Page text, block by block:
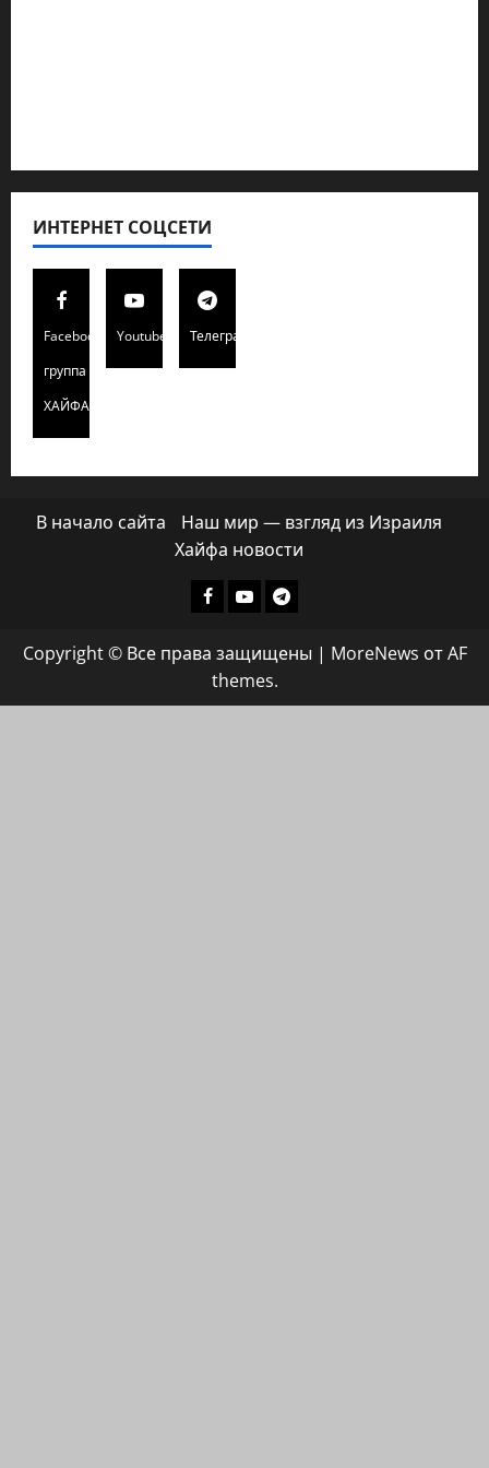
ИНТЕРНЕТ СОЦСЕТИ
Facebook
группа
ХАЙФАИНФО
Youtube Телеграмм
В начало сайта
Наш мир — взгляд из Израиля
Хайфа новости
Facebook
ХАЙФАИНФО
YoutubeТелеграмм
Copyright © Все права защищены | MoreNews от AF
themes.